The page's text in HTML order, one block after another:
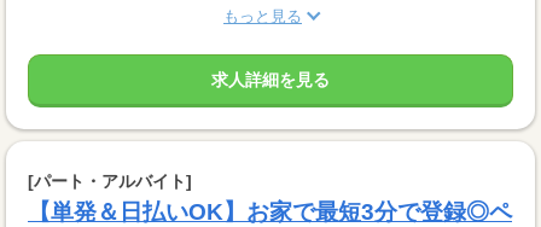
もっと見る
求人詳細を見る
[パート・アルバイト]
【単発＆日払いOK】お家で最短3分で登録◎ペ